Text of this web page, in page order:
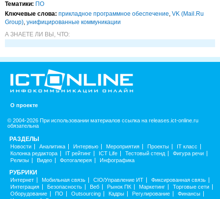
Тематики: ПО
Ключевые слова: прикладное программное обеспечение, VK (Mail.Ru
Group), унифицированные коммуникации
А ЗНАЕТЕ ЛИ ВЫ, ЧТО:
О проекте
© 2004-2026 При использовании материалов ссылка на releases.ict-online.ru
обязательна
РАЗДЕЛЫ
Новости Аналитика Интервью Мероприятия Проекты
IT класс
Колонка редактора
IT рейтинг ICT Life Тестовый стенд
Фигура речи
Релизы
Видео Фотогалерея Инфографика
РУБРИКИ
Интернет Мобильная связь CIO/Управление ИТ
Фиксированная связь
Интеграция
Безопасность Веб Рынок ПК Маркетинг
Торговые сети
Оборудование
ПО Outsourcing Кадры Регулирование
Финансы